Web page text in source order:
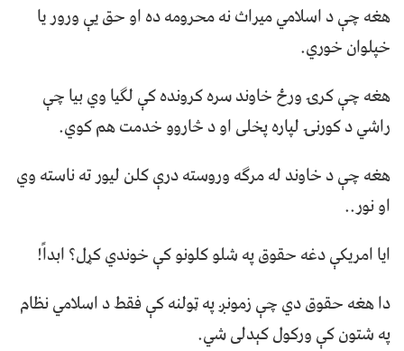
هغه چې د اسلامي ميراث نه محرومه ده او حق يې ورور يا
خپلوان خوري.
هغه چې کرۍ ورځ خاوند سره کرونده کې لګيا وي بيا چې
راشي د کورنۍ لپاره پخلی او د څاروو خدمت هم کوي.
هغه چې د خاوند له مرګه وروسته درې کلن ليور ته ناسته وي
او نور..
ايا امريکې دغه حقوق په شلو کلونو کې خوندي کړل؟ ابداً!
دا هغه حقوق دي چې زمونږ په ټولنه کې فقط د اسلامي نظام
په شتون کې ورکول کېدلی شي.